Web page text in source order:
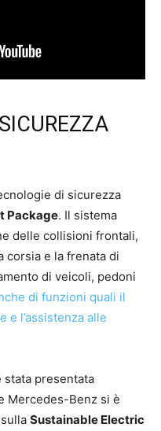
di sicurezza
Package. Il sistema
delle collisioni frontali,
corsia e la frenata di
di veicoli, pedoni
di funzioni quali il
e l’assistenza alle
stata presentata
Mercedes-Benz si è
Sustainable Electric